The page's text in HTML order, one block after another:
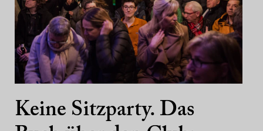
Keine Sitzparty. Das